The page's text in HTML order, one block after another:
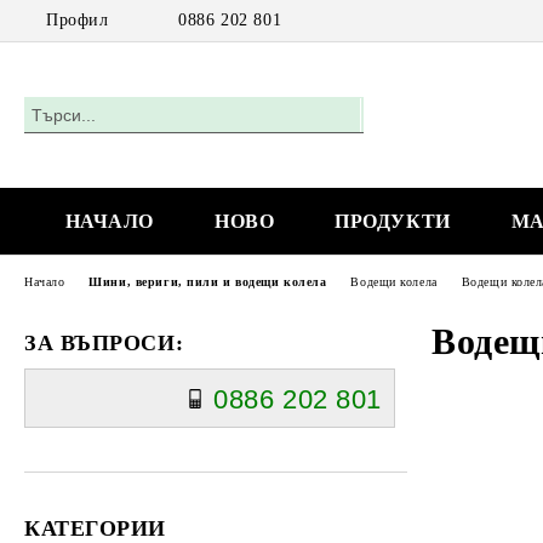
Профил 0886 202 801
НАЧАЛО НОВО ПРОДУКТИ
ЗА ВЪПРОСИ:
0886 202 801
КАТЕГОРИИ
Начало Шини, вериги, пили и водещи колела Водещи колела Водещи